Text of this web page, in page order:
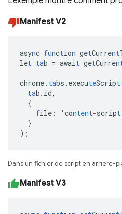
Manifest V2
async function getCurrent
let tab = await getCurre
chrome. tabs.executeScript
tab.id,
{
file : 'content-script
}
);
Dans un fichier de script en arrière-
Manifest V3